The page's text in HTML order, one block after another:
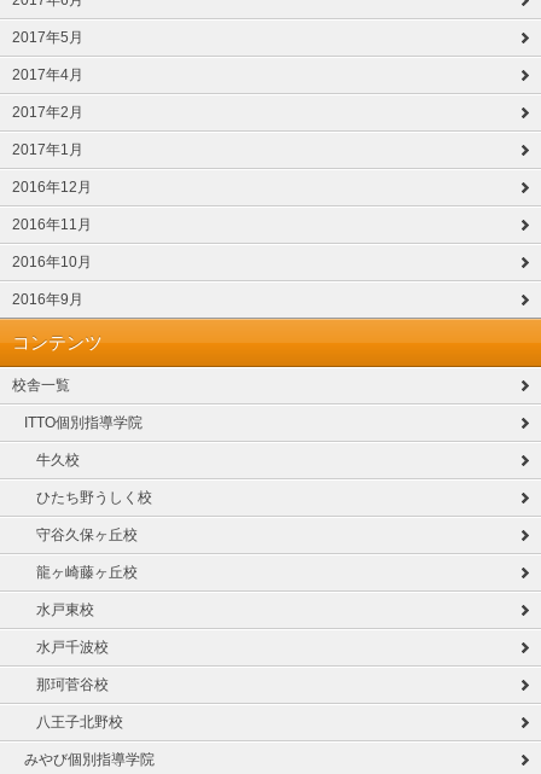
2017年5月
2017年4月
2017年2月
2017年1月
2016年12月
2016年11月
2016年10月
2016年9月
コンテンツ
校舎一覧
ITTO個別指導学院
牛久校
ひたち野うしく校
守谷久保ヶ丘校
龍ヶ崎藤ヶ丘校
水戸東校
水戸千波校
那珂菅谷校
八王子北野校
みやび個別指導学院